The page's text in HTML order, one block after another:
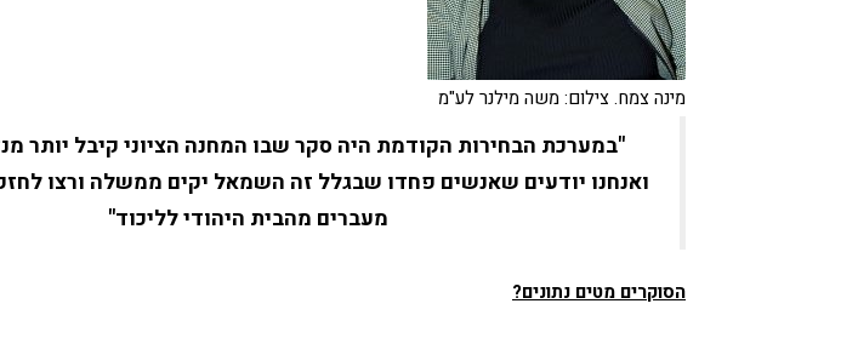
מינה צמח. צילום: משה מילנר לע"מ
"במערכת הבחירות הקודמת היה סקר שבו המחנה הציוני קיבל יותר
ואנחנו יודעים שאנשים פחדו שבגלל זה השמאל יקים ממשלה ורצו
מעברים מהבית היהודי לליכוד"
הסוקרים מטים נתונים?